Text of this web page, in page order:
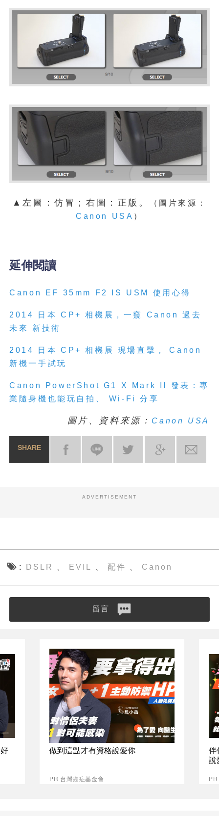
▲左圖：仿冒；右圖：正版。
（圖片來源：
Canon USA ）
延伸閱讀
Canon EF 35mm F2 IS USM 使用心得
2014 日本 CP+相機展，一窺 Canon過去
未來
新技術
2014 日本 CP+相機展 現場直擊，
Canon
新機一手試玩
Canon PowerShot G1 X Mark II 發表：專
業隨身機也能玩自拍、
Wi-Fi分享
圖片、資料來源： Canon USA
SHARE
ADVERTISEMENT
DSLR EVIL 配件 Canon
留言
做到這點才有資格說愛你
PR 台灣癌症基金會
伴
說